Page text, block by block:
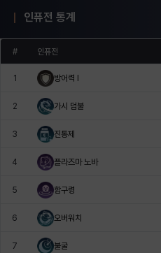
이슈트반
인퓨전 통계
# 인퓨전
1 방어력 I
2 가시 덤불
3 진통제
4 플라즈마 노바
5 함구령
6 오버워치
7 불굴